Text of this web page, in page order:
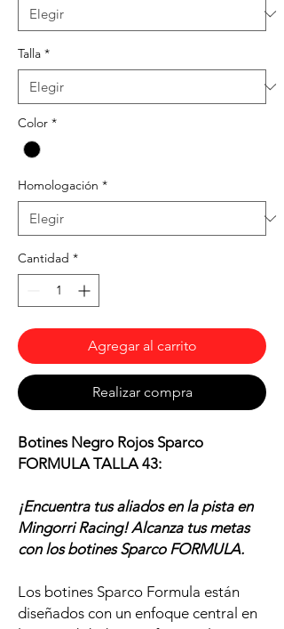
Talla *
Color *
Homologación *
Cantidad *
Agregar al carrito
Realizar compra
Botines Negro Rojos Sparco
FORMULA TALLA 43:
¡Encuentra tus aliados en la pista en
Mingorri Racing! Alcanza tus metas
con los botines Sparco FORMULA.
Los botines Sparco Formula están
diseñados con un enfoque central en